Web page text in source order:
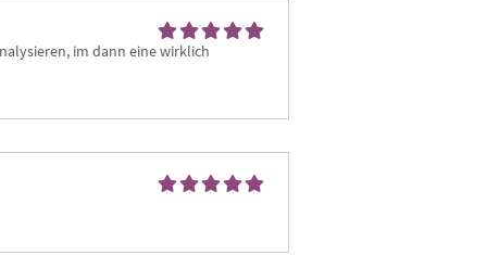
im dann eine wirklich